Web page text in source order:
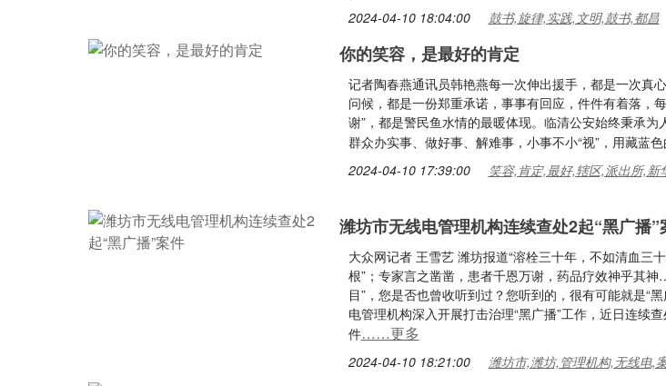
2024-04-10 18:04:00 鼓书,旋律,实践,文明,鼓书,都昌
你的笑容，是最好的肯定
记者陶春燕通讯员韩艳燕每一次伸出援手，都是一次真
问候，都是一份郑重承诺，事事有回应，件件有着落，
谢”，都是警民鱼水情的最暖体现。临清公安始终秉承为
群众办实事、做好事、解难事，小事不小“视”，用藏蓝
2024-04-10 17:39:00 笑容,肯定,最好,辖区,派出所,新
潍坊市无线电管理机构连续查处2起“黑广播”
大众网记者 王雪艺 潍坊报道“溶栓三十年，不如清血三
根”；专家言之凿凿，患者千恩万谢，药品疗效神乎其
目”，您是否也曾收听到过？您听到的，很有可能就是“
电管理机构深入开展打击治理“黑广播”工作，近日连续查
件……更多
2024-04-10 18:21:00 潍坊市,潍坊,管理机构,无线电,